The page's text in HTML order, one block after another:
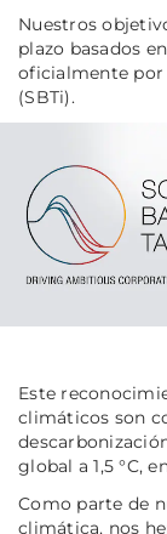
Nuestros
plazo basados
oficialmente por
(SBTi).
Este
climáticos son
global a 1,5 °C,
Como parte de
climática, nos